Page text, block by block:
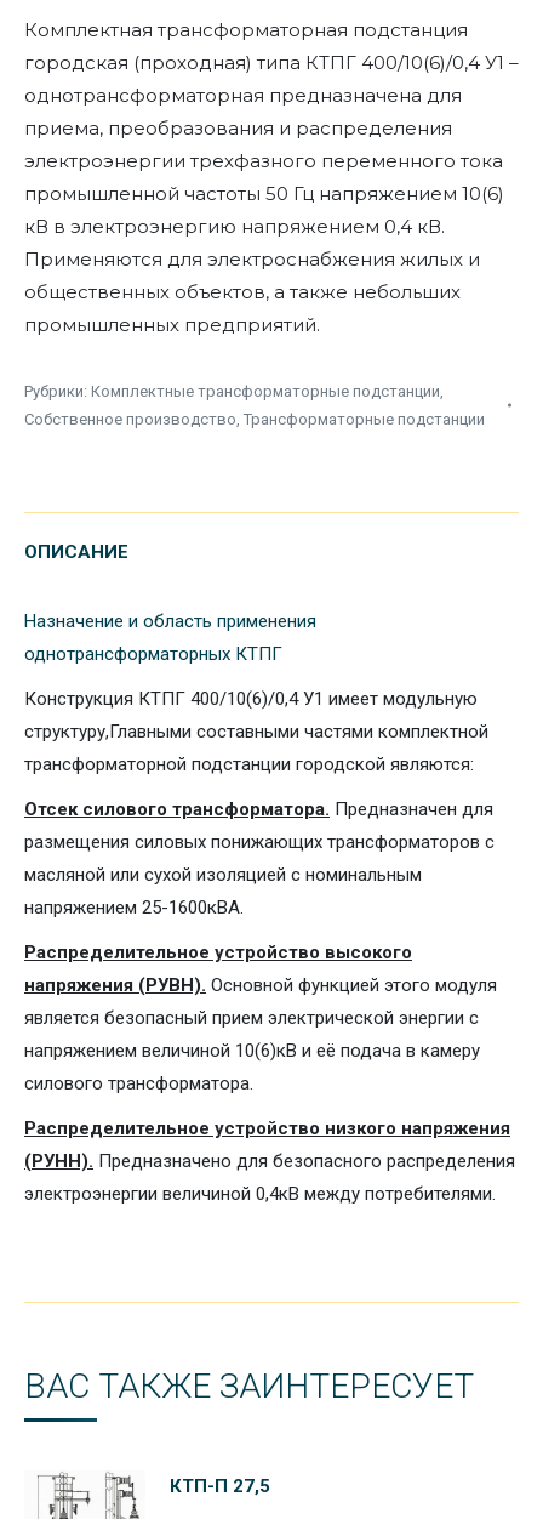
Комплектная трансформаторная подстанция
городская (проходная) типа КТПГ 400/10(6)/0,4 У1 –
однотрансформаторная предназначена для
приема, преобразования и распределения
электроэнергии трехфазного переменного тока
промышленной частоты 50 Гц напряжением 10(6)
кВ в электроэнергию напряжением 0,4 кВ.
Применяются для электроснабжения жилых и
общественных объектов, а также небольших
промышленных предприятий.
Рубрики: Комплектные трансформаторные подстанции,
Собственное производство, Трансформаторные подстанции
ОПИСАНИЕ
Назначение и область применения
однотрансформаторных КТПГ
Конструкция КТПГ 400/10(6)/0,4 У1 имеет модульную
структуру,Главными составными частями комплектной
трансформаторной подстанции городской являются:
Отсек силового трансформатора. Предназначен для
размещения силовых понижающих трансформаторов с
масляной или сухой изоляцией с номинальным
напряжением 25-1600кВА.
Распределительное устройство высокого
напряжения (РУВН). Основной функцией этого модуля
является безопасный прием электрической энергии с
напряжением величиной 10(6)кВ и её подача в камеру
силового трансформатора.
Распределительное устройство низкого напряжения
(РУНН). Предназначено для безопасного распределения
электроэнергии величиной 0,4кВ между потребителями.
ВАС ТАКЖЕ ЗАИНТЕРЕСУЕТ
КТП-П 27,5